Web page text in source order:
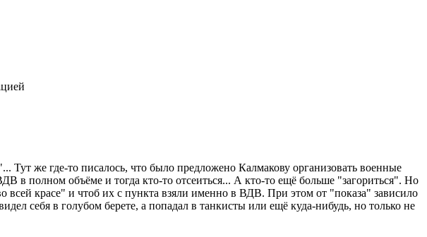
Тут же где-то писалось, что было предложено Калмакову организовать военные
в полном объёме и тогда кто-то отсеиться... А кто-то ещё больше "загориться". Но
всей красе" и чтоб их с пункта взяли именно в ВДВ. При этом от "показа" зависило
себя в голубом берете, а попадал в танкисты или ещё куда-нибудь, но только не